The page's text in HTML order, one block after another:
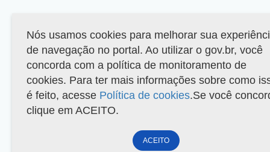
Nós usamos cookies para melhorar sua
de navegação no portal. Ao utilizar o gov.br, você
concorda com a política de monitoramento de
cookies. Para ter mais informações sobre como
é feito, acesse Política de cookies.Se você
clique em ACEITO.
ACEITO